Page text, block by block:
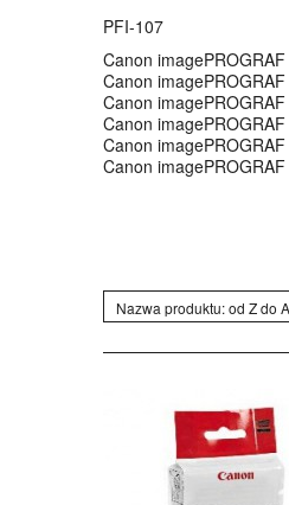
PFI-107
Canon
Canon
Canon
Canon
Canon
Canon
Nazwa produktu: od Z do A